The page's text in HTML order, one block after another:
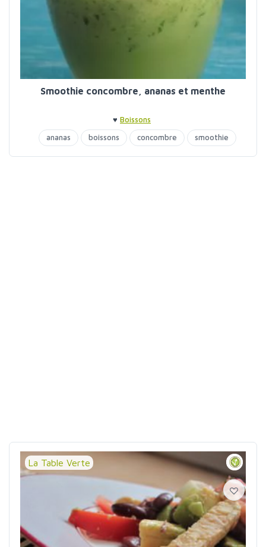
Smoothie concombre, ananas et menthe
♥ Boissons
ananas
boissons concombre smoothie
La Table Verte